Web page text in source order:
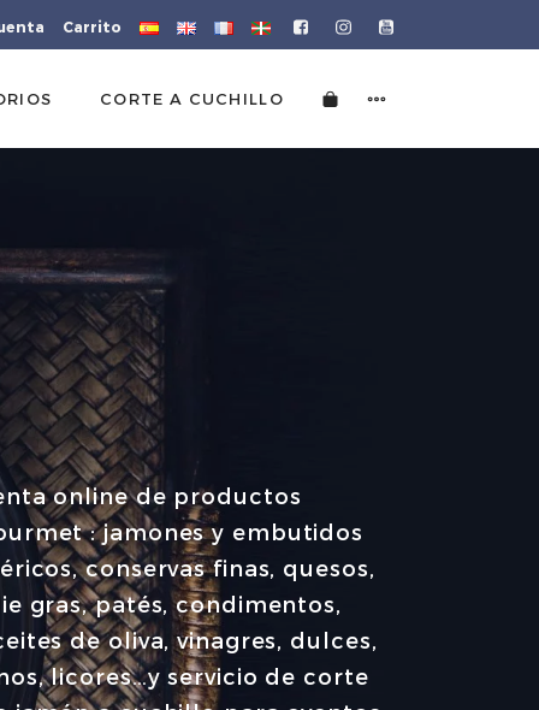
Carrito
CORTE A CUCHILLO
online de productos
: jamones y embutidos
conservas finas, quesos,
gras, patés, condimentos,
de oliva, vinagres, dulces,
licores…y servicio de corte